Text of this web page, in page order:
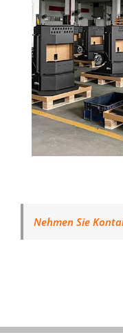
Nehmen Sie